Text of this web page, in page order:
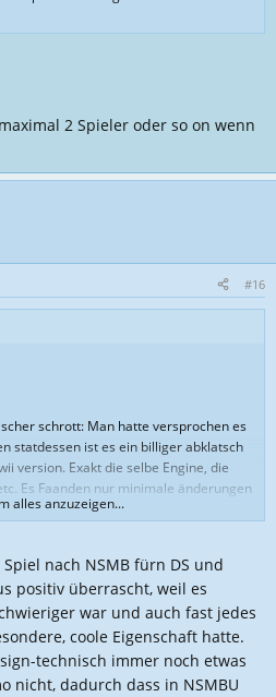
2 Spieler oder so on wenn
#16
schrott: Man hatte versprochen es
statdessen ist es ein billiger abklatsch
version. Exakt die selbe Engine, die
Es Faanden nur minimale änderungen
statt (baby Yoshis, Landkarte). Ich
es ist eine Frechheit, dass dieses Spiel
Welten und Music recycelt wurden.
alles anzuzeigen...
nach NSMB fürn DS und
positiv überrascht, weil es
war und auch fast jedes
coole Eigenschaft hatte.
technisch immer noch etwas
nicht, dadurch dass in NSMBU